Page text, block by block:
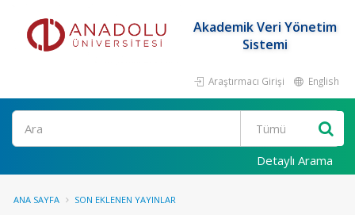
Akademik Veri Yönetim
Sistemi
Araştırmacı Girişi English
Ara
Detaylı Arama
ANA SAYFA SON EKLENEN YAYINLAR